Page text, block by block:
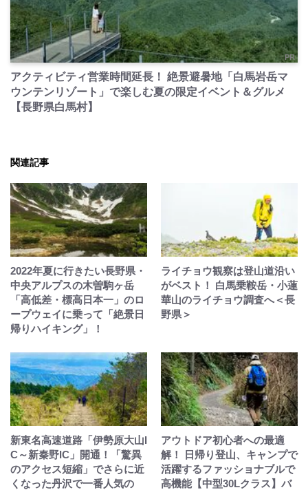
PR
アクティビティ営業時間延長！ 絶景避暑地「白馬岩岳マ
ウンテンリゾート」で楽しむ夏の限定イベント＆グルメ
【長野県白馬村】
関連記事
2022年夏に行きたい長野県・
中央アルプスの木曽駒ヶ岳
「高低差・標高日本一」のロ
ープウェイに乗って「絶景日
帰りハイキング」！
ライチョウ観察は登山道沿い
がベスト！ 白馬乗鞍岳・小蓮
華山のライチョウ調査へ＜長
野県＞
新東名高速道路「伊勢原大山I
C～新秦野IC」開通！「驚異
のアクセス短縮」でさらに近
くなった丹沢で一番人気の
アウトドア初心者への最適
解！ 日帰り登山、キャンプで
活躍するファッショナブルで
高機能【中型30Lクラス】バ